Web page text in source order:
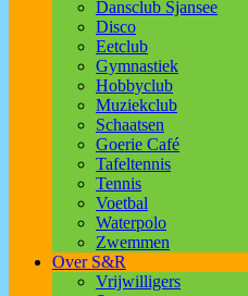
Dansclub Sjansee
Disco
Eetclub
Gymnastiek
Hobbyclub
Muziekclub
Schaatsen
Goerie Café
Tafeltennis
Tennis
Voetbal
Waterpolo
Zwemmen
Over S&R
Vrijwilligers